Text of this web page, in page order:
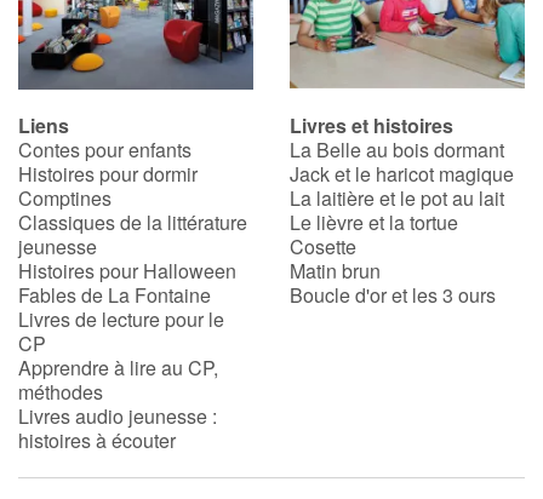
Liens
Contes pour enfants
Histoires pour dormir
Comptines
Classiques de la littérature
jeunesse
Histoires pour Halloween
Fables de La Fontaine
Livres de lecture pour le
CP
Apprendre à lire au CP,
méthodes
Livres audio jeunesse :
histoires à écouter
Livres et histoires
La Belle au bois dormant
Jack et le haricot magique
La laitière et le pot au lait
Le lièvre et la tortue
Cosette
Matin brun
Boucle d'or et les 3 ours